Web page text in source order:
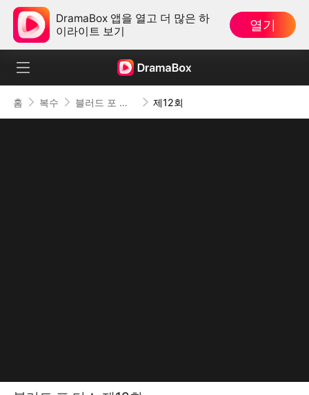
DramaBox 앱을 열고 더 많은 하
이라이트 보기
열기
홈 복수 블러드 포 디스 제12회